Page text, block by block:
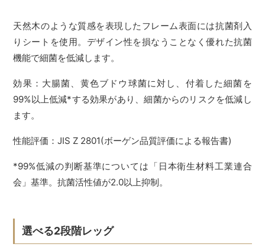
天然木のような質感を表現したフレーム表面には抗菌剤入
りシートを使用。デザイン性を損なうことなく優れた抗菌
機能で細菌を低減します。
効果：大腸菌、黄色ブドウ球菌に対し、付着した細菌を
99%以上低減*する効果があり、細菌からのリスクを低減し
ます。
性能評価：JIS Z 2801(ボーゲン品質評価による報告書)
*99%低減の判断基準については「日本衛生材料工業連合
会」基準。抗菌活性値が2.0以上抑制。
選べる2段階レッグ